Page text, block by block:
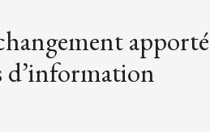
apporté
d’information